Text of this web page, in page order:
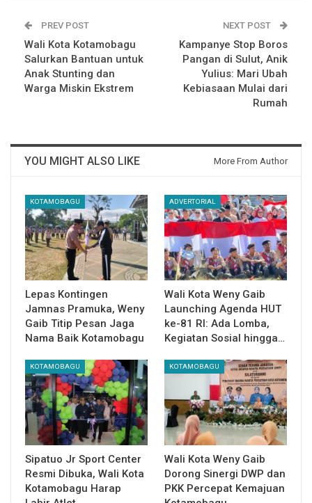
PREV POST
Wali Kota Kotamobagu
Salurkan Bantuan untuk
Anak Stunting dan
Warga Miskin Ekstrem
NEXT POST
Kampanye Stop Boros
Pangan di Sulut, Anik
Yulius: Mari Ubah
Kebiasaan Mulai dari
Rumah
YOU MIGHT ALSO LIKE More From Author
KOTAMOBAGU
Lepas Kontingen
Jamnas Pramuka, Weny
Gaib Titip Pesan Jaga
Nama Baik Kotamobagu
ADVERTORIAL
Wali Kota Weny Gaib
Launching Agenda HUT
ke-81 RI: Ada Lomba,
Kegiatan Sosial hingga…
KOTAMOBAGU
Sipatuo Jr Sport Center
Resmi Dibuka, Wali Kota
Kotamobagu Harap
KOTAMOBAGU
Wali Kota Weny Gaib
Dorong Sinergi DWP dan
PKK Percepat Kemajuan